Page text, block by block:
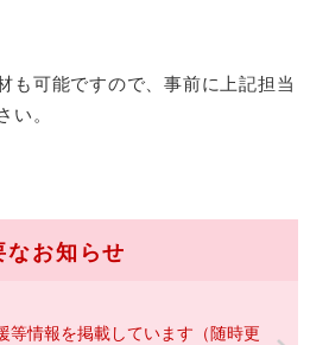
も可能ですので、事前に上記担当
い。
なお知らせ
等情報を掲載しています（随時更